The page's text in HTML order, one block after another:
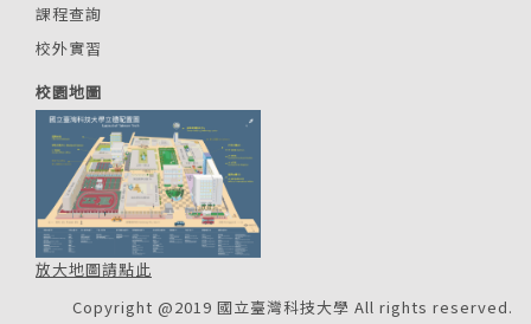
課程查詢
校外實習
校園地圖
放大地圖請點此
Copyright @2019 國立臺灣科技大學 All rights reserved.